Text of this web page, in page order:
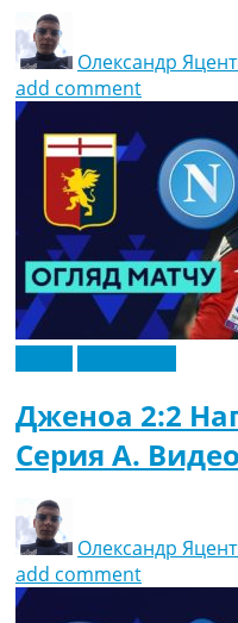
Олександр
add comment
Дженоа 2:2
Серия A. Видео
Олександр
add comment